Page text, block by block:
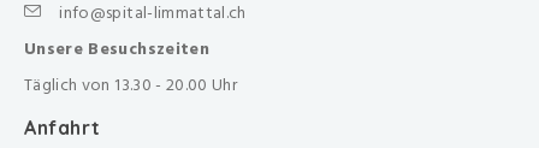
info@spital-limmattal.ch
Unsere Besuchszeiten
Täglich von 13.30 - 20.00 Uhr
Anfahrt